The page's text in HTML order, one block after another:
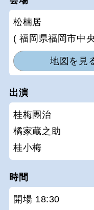
松楠居
( 福岡県福岡市中
地図を見
出演
桂梅團治
橘家蔵之助
桂小梅
時間
開場 18:30